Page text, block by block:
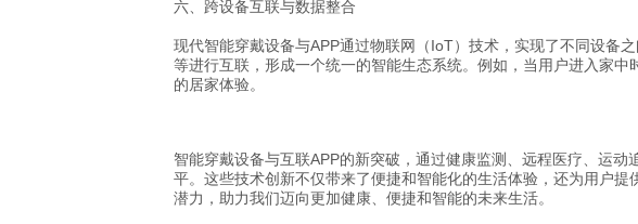
六、跨设备互联与数据整合
现代智能穿戴设备与APP通过物联网（IoT）技术，实现了不同设备
等进行互联，形成一个统一的智能生态系统。例如，当用户进入家
的居家体验。
智能穿戴设备与互联APP的新突破，通过健康监测、远程医疗、运
平。这些技术创新不仅带来了便捷和智能化的生活体验，还为用户
潜力，助力我们迈向更加健康、便捷和智能的未来生活。